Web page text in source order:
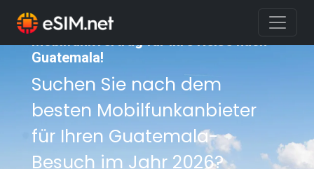
Sichern Sie sich den besten
Guatemala!
Suchen Sie nach dem
besten Mobilfunkanbieter
für Ihren Guatemala-
Besuch im Jahr 2026?